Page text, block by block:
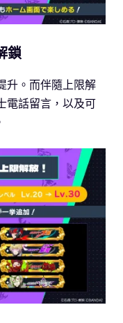
鎖
升。而伴隨上限解
電話留言，以及可